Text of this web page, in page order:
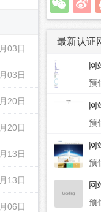
03日
03日
20日
20日
13日
13日
06日
最新认证
网
预
网
预
网
预
网
预